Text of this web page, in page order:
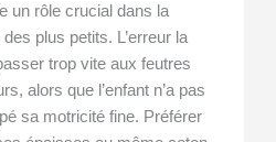
un rôle crucial dans la
plus petits. L’erreur la
trop vite aux feutres
alors que l’enfant n’a pas
sa motricité fine. Préférer